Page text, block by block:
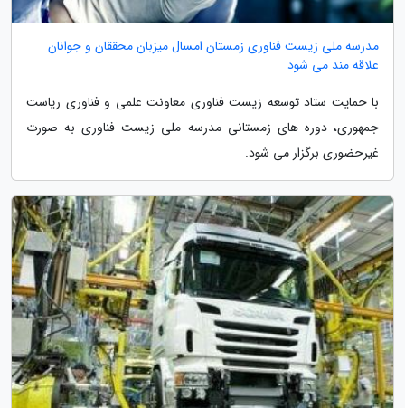
مدرسه ملی زیست فناوری زمستان امسال میزبان محققان و جوانان
علاقه مند می شود
با حمایت ستاد توسعه زیست فناوری معاونت علمی و فناوری ریاست
جمهوری، دوره های زمستانی مدرسه ملی زیست فناوری به صورت
غیرحضوری برگزار می شود.